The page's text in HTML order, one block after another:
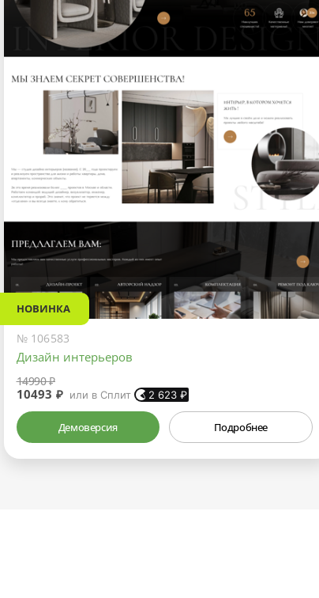
НОВИНКА
№ 106583
Дизайн интерьеров
14990 ₽
10493 ₽ или в Сплит 2 623₽
Демоверсия Подробнее